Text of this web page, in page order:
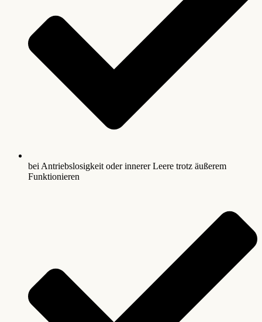
bei Antriebslosigkeit oder innerer Leere trotz äußerem
Funktionieren